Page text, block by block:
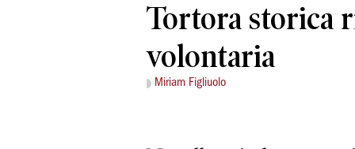
Tortora storica
volontaria
Miriam Figliuolo